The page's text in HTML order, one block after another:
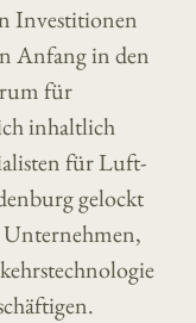
Investitionen
Anfang in den
für
inhaltlich
für Luft-
gelockt